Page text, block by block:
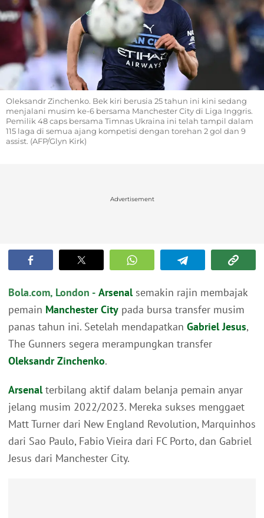
Oleksandr Zinchenko. Bek kiri berusia 25 tahun ini kini sedang
menjalani musim ke-6 bersama Manchester City di Liga Inggris.
Pemilik 48 caps bersama Timnas Ukraina ini telah tampil dalam
115 laga di semua ajang kompetisi dengan torehan 2 gol dan 9
assist. (AFP/Glyn Kirk)
Advertisement
Bola.com, London - Arsenalsemakin rajin membajak
pemain Manchester City pada bursa transfer musim
panas tahun ini. Setelah mendapatkan Gabriel Jesus,
The Gunners segera merampungkan transfer
Oleksandr Zinchenko.
Arsenalterbilang aktif dalam belanja pemain anyar
jelang musim 2022/2023. Mereka sukses menggaet
Matt Turner dari New England Revolution, Marquinhos
dari Sao Paulo, Fabio Vieira dari FC Porto, dan Gabriel
Jesus dari Manchester City.